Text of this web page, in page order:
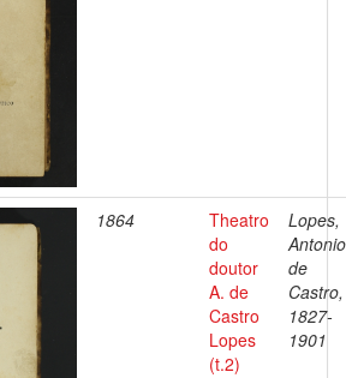
1864
Theatro
do
doutor
A. de
Castro
Lopes
(t.2)
Lopes,
Antonio
de
Castro,
1827-
1901